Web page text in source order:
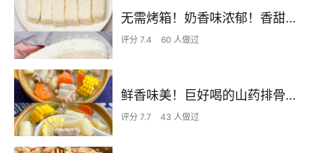
无需烤箱！奶香味浓郁！香甜嫩滑的椰蓉奶糕
评分 7.4 60 人做过
鲜香味美！巨好喝的山药排骨汤！！
评分 7.7 43 人做过